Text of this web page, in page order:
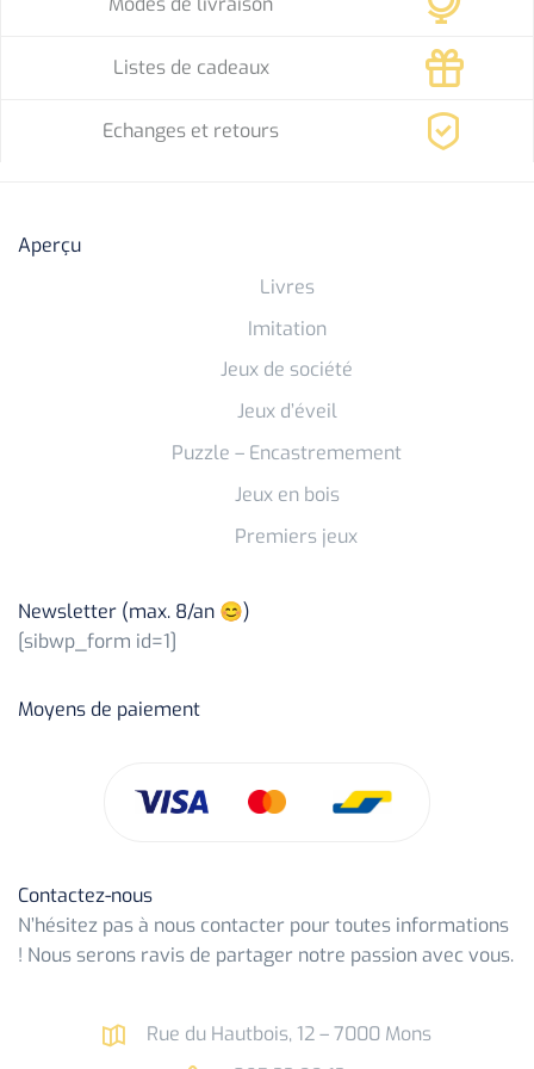
Listes de cadeaux
Echanges et retours
Aperçu
Livres
Imitation
Jeux de société
Jeux d’éveil
Puzzle – Encastremement
Jeux en bois
Premiers jeux
Newsletter (max. 8/an 😊)
[sibwp_form id=1]
Moyens de paiement
Contactez-nous
N’hésitez pas à nous contacter pour toutes informations
! Nous serons ravis de partager notre passion avec vous.
Rue du Hautbois, 12 – 7000 Mons